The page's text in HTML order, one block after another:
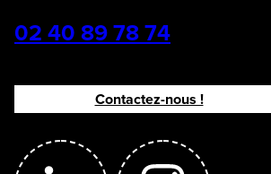
02 40 89 78 74
Contactez-nous !